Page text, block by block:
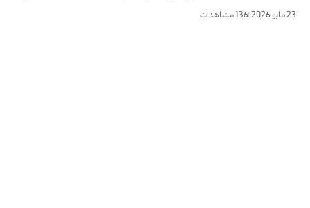
23 مايو 2026 136 مشاهدات